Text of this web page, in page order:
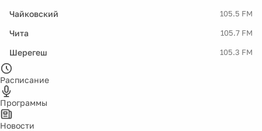
Чайковский 105.5 FM
Чита 105.7 FM
Шерегеш 105.3 FM
Расписание
Программы
Новости